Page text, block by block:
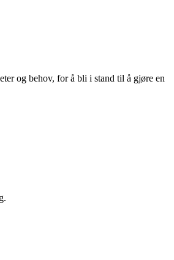
og behov, for å bli i stand til å gjøre en